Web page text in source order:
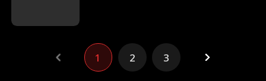
ต้องชดใช้ เกิดใหม่จากกองเถ้าถ่าน ชีวิตอันเจิด
จรัสของเธอบนจุดสูงสุดแห่งอำนาจกำลังจะเริ่ม
ต้นขึ้น
พินาศของเธอ เจนจึงวางแผนสร้างเรื่องราว
นอกใจเพื่อให้เขาหมดรักเธอ แต่ผ่านไปหลายปี
แม้ว่าวินเซนต์จะกลายเป็นมหาเศรษฐีแล้ว เขา
1 2 3